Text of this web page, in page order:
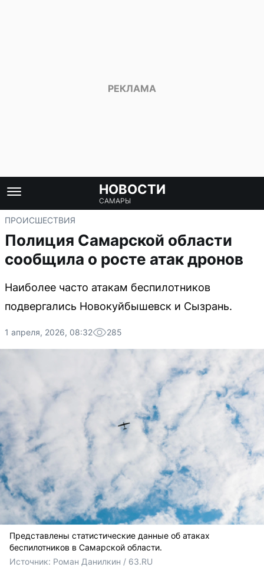
НОВОСТИ
САМАРЫ
ПРОИСШЕСТВИЯ
Полиция Самарской области
сообщила о росте атак дронов
Наиболее часто атакам беспилотников
подвергались Новокуйбышевск и Сызрань.
1 апреля, 2026, 08:32 285
Представлены статистические данные об атаках
беспилотников в Самарской области.
Источник: Роман Данилкин / 63.RU